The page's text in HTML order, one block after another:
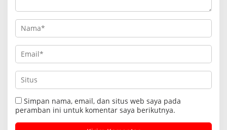
Simpan nama, email, dan situs web saya pada
peramban ini untuk komentar saya berikutnya.